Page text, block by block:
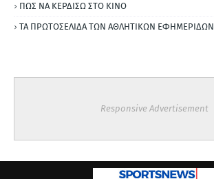
ΠΩΣ ΝΑ ΚΕΡΔΙΣΩ ΣΤΟ ΚΙΝΟ
ΤΑ ΠΡΩΤΟΣΕΛΙΔΑ ΤΩΝ ΑΘΛΗΤΙΚΩΝ ΕΦΗΜΕΡΙΔΩΝ
Responsive Advertisement